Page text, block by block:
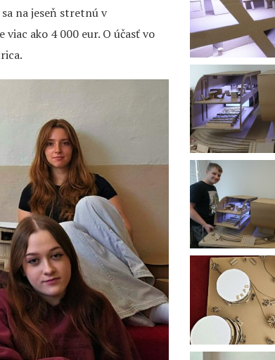
na jeseň stretnú v
ako 4 000 eur. O účasť vo